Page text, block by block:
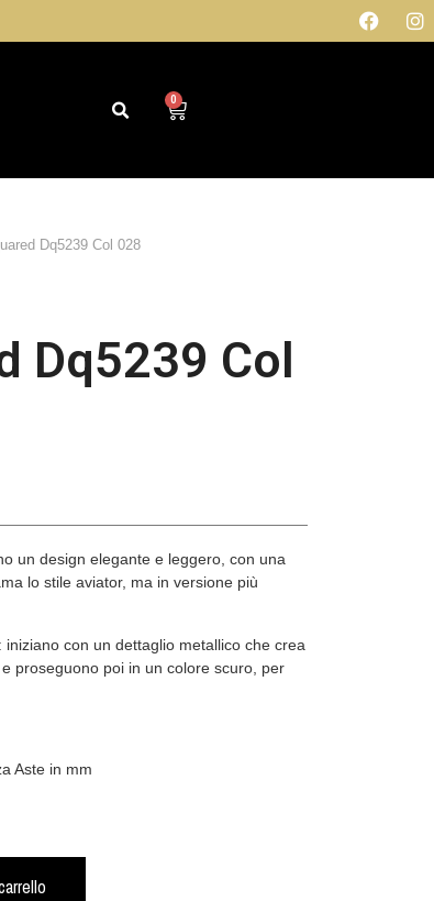
0
Dq5239 Col 028
Dq5239 Col
un design elegante e leggero, con una
lo stile aviator, ma in versione più
con un dettaglio metallico che crea
proseguono poi in un colore scuro, per
Aste in mm